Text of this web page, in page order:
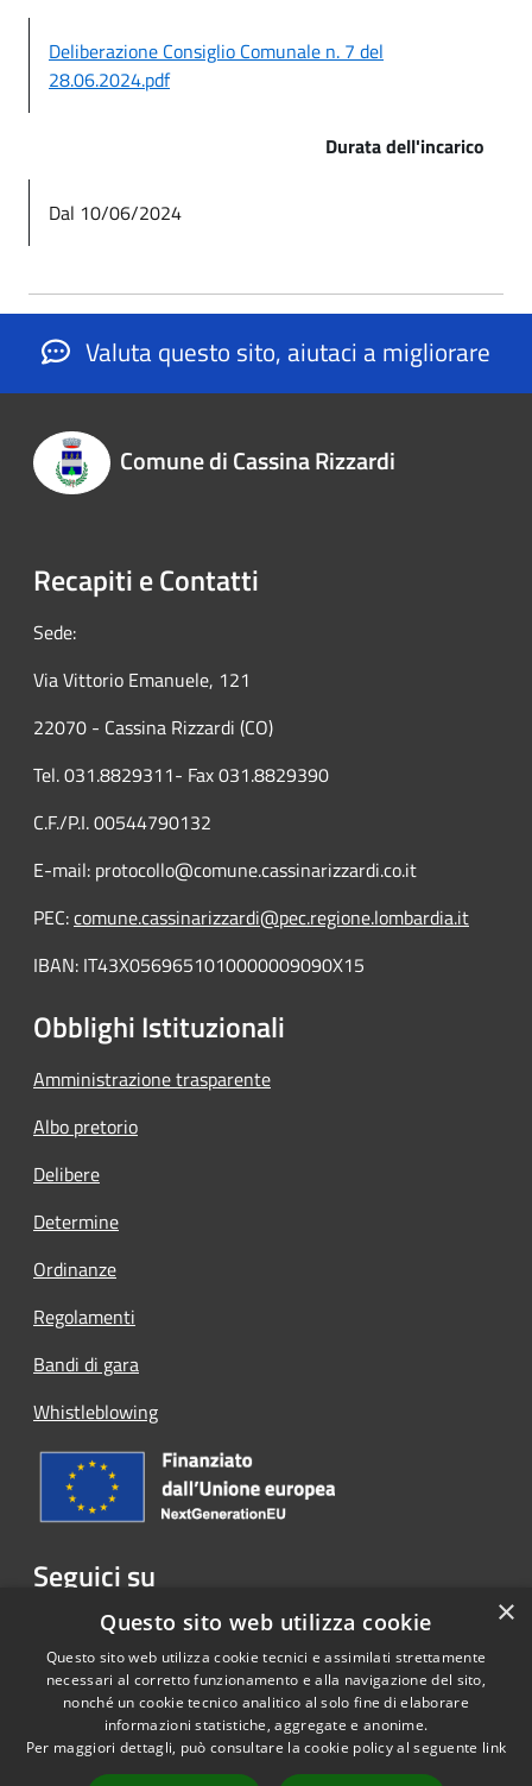
Deliberazione Consiglio Comunale n. 7 del
28.06.2024.pdf
Durata dell'incarico
Dal 10/06/2024
Valuta questo sito, aiutaci a migliorare
Comune di Cassina Rizzardi
Recapiti e Contatti
Sede:
Via Vittorio Emanuele, 121
22070 - Cassina Rizzardi (CO)
Tel. 031.8829311- Fax 031.8829390
C.F./P.I. 00544790132
E-mail: protocollo@comune.cassinarizzardi.co.it
PEC:comune.cassinarizzardi@pec.regione.lombardia.it
IBAN: IT43X0569651010000009090X15
Obblighi Istituzionali
Amministrazione trasparente
Albo pretorio
Delibere
Determine
Ordinanze
Regolamenti
Bandi di gara
Whistleblowing
Seguici su
Facebook
Accessibilità
Copyright © 2026 • Comune di
Cassina Rizzardi • Powered by
×
Questo sito web utilizza cookie
Questo sito web utilizza cookie tecnici e assimilati strettamente
necessari al corretto funzionamento e alla navigazione del sito,
nonché un cookie tecnico analitico al solo fine di elaborare
informazioni statistiche, aggregate e anonime.
Per maggiori dettagli, può consultare la cookie policy al seguente link